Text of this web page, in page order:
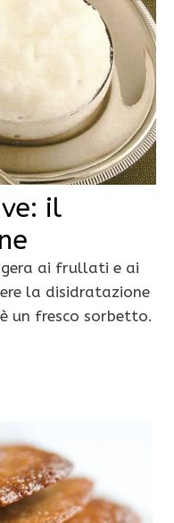
il
ai frullati e ai
la disidratazione
un fresco sorbetto.